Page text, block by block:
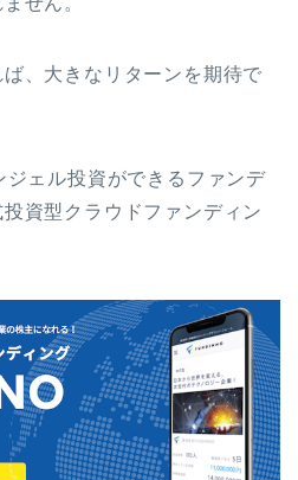
、大きなリターンを期待で
ェル投資ができるファンデ
資型クラウドファンディン